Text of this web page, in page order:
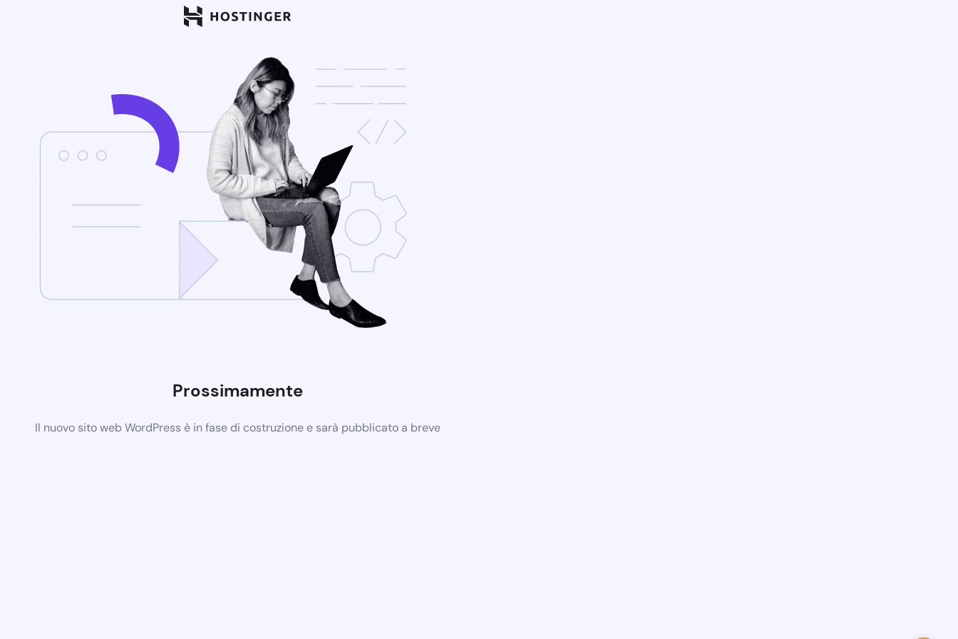
Prossimamente
Il nuovo sito web WordPress è in fase di costruzione e sarà pubblicato a breve